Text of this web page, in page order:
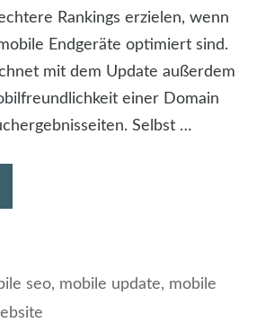
Rankings erzielen, wenn
Endgeräte optimiert sind.
mit dem Update außerdem
einer Domain
Selbst …
seo, mobile update, mobile